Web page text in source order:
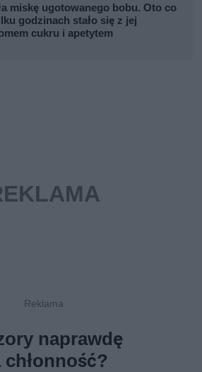
miskę ugotowanego bobu. Oto co
godzinach stało się z jej
cukru i apetytem
naprawdę
chłonność?